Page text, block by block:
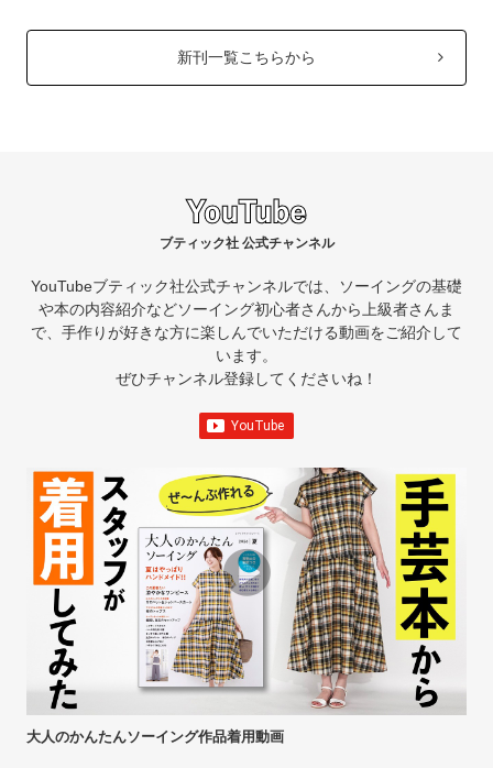
新刊一覧こちらから
ブティック社 公式チャンネル
YouTubeブティック社公式チャンネルでは、ソーイングの基礎
や本の内容紹介などソーイング初心者さんから上級者さんま
で、手作りが好きな方に楽しんでいただける動画をご紹介して
います。
ぜひチャンネル登録してくださいね！
大人のかんたんソーイング作品着用動画